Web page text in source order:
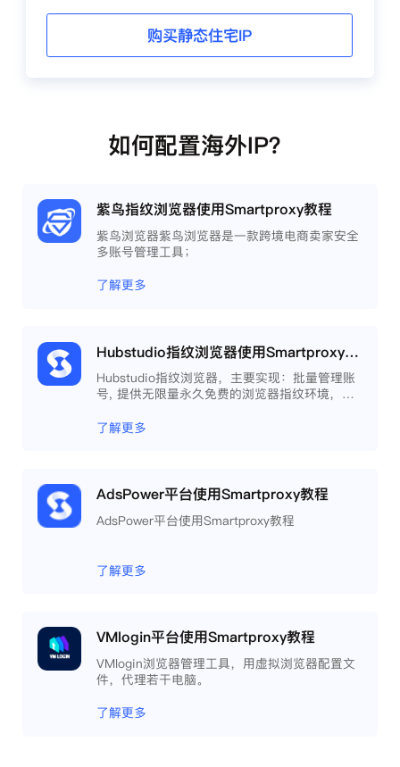
购买静态住宅IP
如何配置海外IP？
紫鸟指纹浏览器使用Smartproxy教程
紫鸟浏览器紫鸟浏览器是一款跨境电商卖家安全
多账号管理工具；
了解更多
Hubstudio指纹浏览器使用Smartproxy教程
Hubstudio指纹浏览器，主要实现：批量管理账
号, 提供无限量永久免费的浏览器指纹环境，并
工作效率 。
了解更多
AdsPower平台使用Smartproxy教程
AdsPower平台使用Smartproxy教程
了解更多
VMlogin平台使用Smartproxy教程
VMlogin浏览器管理工具，用虚拟浏览器配置文
件，代理若干电脑。
了解更多